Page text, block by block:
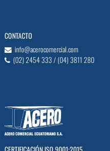
CONTACTO
info@acerocomercial.com
(02) 2454 333 / (04) 3811 280